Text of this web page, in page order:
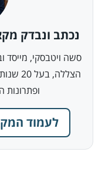
נכתב ונבדק
סשה ויטבסקי, מייסד
לעמוד